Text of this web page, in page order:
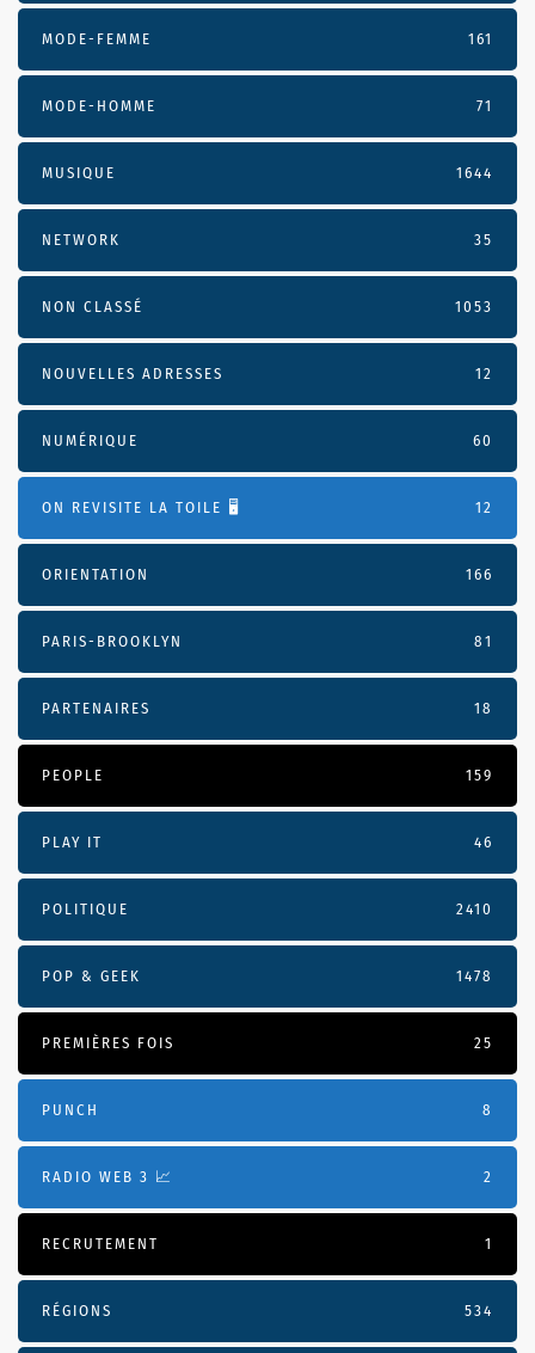
MODE-FEMME 161
MODE-HOMME 71
MUSIQUE 1644
NETWORK 35
NON CLASSÉ 1053
NOUVELLES ADRESSES 12
NUMÉRIQUE 60
ON REVISITE LA TOILE 🖥️ 12
ORIENTATION 166
PARIS-BROOKLYN 81
PARTENAIRES 18
PEOPLE 159
PLAY IT 46
POLITIQUE 2410
POP & GEEK 1478
PREMIÈRES FOIS 25
PUNCH 8
RADIO WEB 3 📈 2
RECRUTEMENT 1
RÉGIONS 534